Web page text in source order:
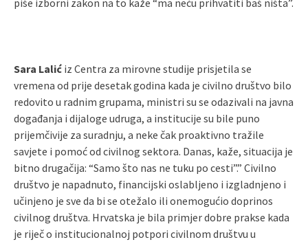
Sara Lalić iz Centra za mirovne studije prisjetila se
vremena od prije desetak godina kada je civilno društvo bilo
redovito u radnim grupama, ministri su se odazivali na javna
događanja i dijaloge udruga, a institucije su bile puno
prijemčivije za suradnju, a neke čak proaktivno tražile
savjete i pomoć od civilnog sektora. Danas, kaže, situacija je
bitno drugačija: “Samo što nas ne tuku po cesti”.” Civilno
društvo je napadnuto, financijski oslabljeno i izgladnjeno i
učinjeno je sve da bi se otežalo ili onemogućio doprinos
civilnog društva. Hrvatska je bila primjer dobre prakse kada
je riječ o institucionalnoj potpori civilnom društvu u